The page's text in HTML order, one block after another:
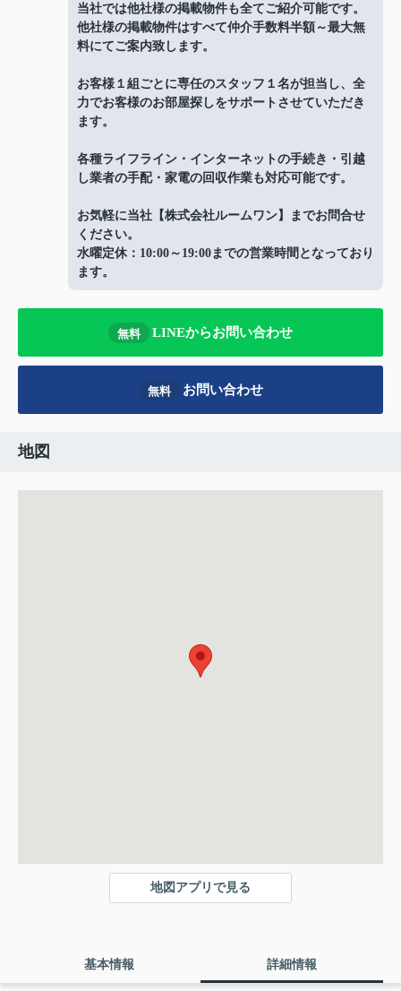
当社では他社様の掲載物件も全てご紹介可能です。
他社様の掲載物件はすべて仲介手数料半額～最大無
料にてご案内致します。
お客様１組ごとに専任のスタッフ１名が担当し、全
力でお客様のお部屋探しをサポートさせていただき
ます。
各種ライフライン・インターネットの手続き・引越
し業者の手配・家電の回収作業も対応可能です。
お気軽に当社【株式会社ルームワン】までお問合せ
ください。
水曜定休：10:00～19:00までの営業時間となっており
ます。
無料 LINEからお問い合わせ
無料 お問い合わせ
地図
地図アプリで見る
基本情報 詳細情報